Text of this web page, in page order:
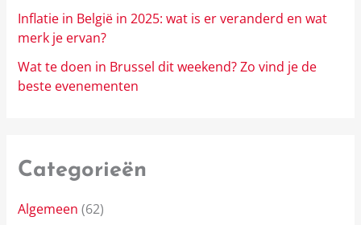
Inflatie in België in 2025: wat is er veranderd en wat
merk je ervan?
Wat te doen in Brussel dit weekend? Zo vind je de
beste evenementen
Categorieën
Algemeen (62)